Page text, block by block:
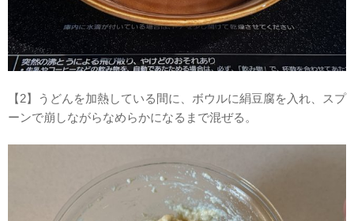
【2】うどんを加熱している間に、ボウルに絹豆腐を入れ、スプ
ーンで崩しながらなめらかになるまで混ぜる。